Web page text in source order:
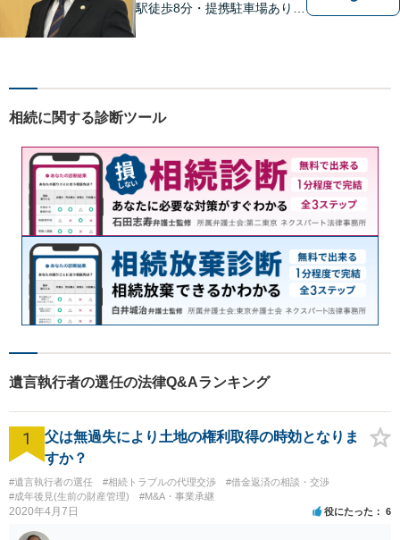
駅徒歩8分・提携駐車場あり】
合わせください。
相続に関する診断ツール
遺言執行者の選任の法律Q&Aランキング
1
父は無過失により土地の権利取得の時効となりま
すか？
#遺言執行者の選任 #相続トラブルの代理交渉
#借金返済の相談・交渉
#成年後見(生前の財産管理)
#M&A・事業承継
2020年4月7日 役にたった 6